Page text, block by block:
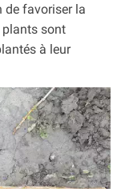
de favoriser la
plants sont
à leur